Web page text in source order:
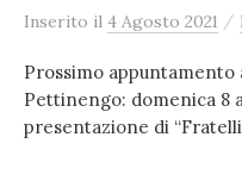
Inserito il 4 Agosto 2021 /
Prossimo
Pettinengo: domenica 8
presentazione di